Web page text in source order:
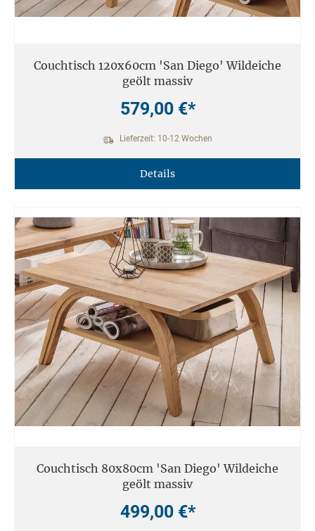
Couchtisch 120x60cm 'San Diego' Wildeiche
geölt massiv
579,00 €*
Lieferzeit: 10-12 Wochen
Details
Couchtisch 80x80cm 'San Diego' Wildeiche
geölt massiv
499,00 €*